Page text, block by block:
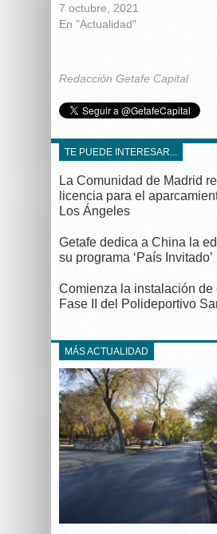
7 octubre, 2021
En "Actualidad"
Redacción Getafe Capital
TE PUEDE INTERESAR...
La Comunidad de Madrid
licencia para el
Los Ángeles
Getafe dedica a China la
su programa ‘País Invitado’
Comienza la instalación de
Fase II del Polideportivo
MÁS ACTUALIDAD